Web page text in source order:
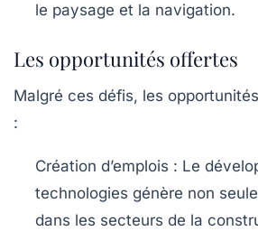
le paysage et la navigation.
Les opportunités offertes
Malgré ces défis, les
:
Création d’emplois : Le
technologies génère non
dans les secteurs de la